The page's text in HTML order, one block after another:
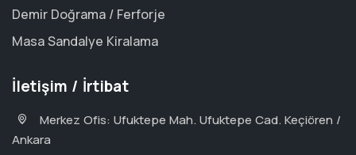
Demir Doğrama / Ferforje
Masa Sandalye Kiralama
İletişim / İrtibat
Merkez Ofis: Ufuktepe Mah. Ufuktepe Cad. Keçiören /
Ankara